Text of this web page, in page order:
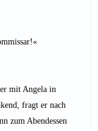
mit Angela in
fragt er nach
zum Abendessen